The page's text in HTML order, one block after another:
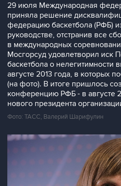
29 июля Международная
приняла решение
федерацию баскетбола (РФБ)
руководстве, отстранив все
в международных
Мосгорсуд удовлетворил иск
баскетбола о нелегитимности
августе 2013 года, в которых
(на фото). В итоге пришлось
конференцию РФБ - в августе
нового президента
Фото: ТАСС, Валерий Шарифулин